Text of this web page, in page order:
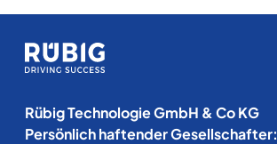
Rübig Technologie GmbH & Co KG
Persönlich haftender Gesellschafter: